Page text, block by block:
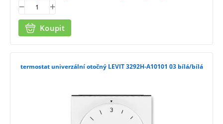
Koupit
termostat univerzální otočný LEVIT 3292H-A10101 03 bílá/bílá